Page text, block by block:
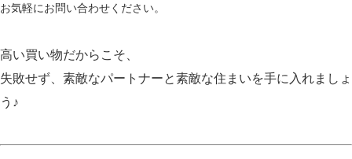
お気軽にお問い合わせください。
高い買い物だからこそ、
失敗せず、素敵なパートナーと素敵な住まいを手に入れましょ
う♪